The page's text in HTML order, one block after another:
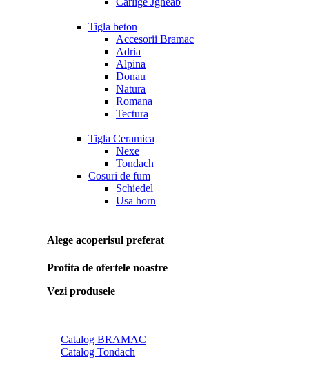
Tigla beton
Accesorii Bramac
Adria
Alpina
Donau
Natura
Romana
Tectura
Tigla Ceramica
Nexe
Tondach
Cosuri de fum
Schiedel
Usa horn
Alege acoperisul preferat
Profita de ofertele noastre
Vezi produsele
Catalog BRAMAC
Catalog Tondach